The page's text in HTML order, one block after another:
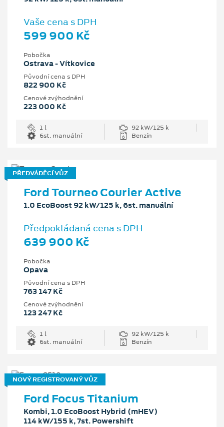
Vaše cena s DPH
599 900 Kč
Pobočka
Ostrava - Vítkovice
Původní cena s DPH
822 900 Kč
Cenové zvýhodnění
223 000 Kč
1 l
92 kW/125 k
6st. manuální
Benzín
PŘEDVÁDĚCÍ VŮZ
Ford Tourneo Courier Active
1.0 EcoBoost 92 kW/125 k, 6st. manuální
Předpokládaná cena s DPH
639 900 Kč
Pobočka
Opava
Původní cena s DPH
763 147 Kč
Cenové zvýhodnění
123 247 Kč
1 l
92 kW/125 k
6st. manuální
Benzín
NOVÝ REGISTROVANÝ VŮZ
Ford Focus Titanium
Kombi, 1.0 EcoBoost Hybrid (mHEV)
114 kW/155 k, 7st. Powershift